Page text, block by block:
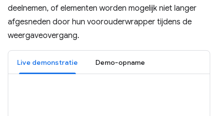
deelnemen, of elementen worden mogelijk niet langer
afgesneden door hun voorouderwrapper tijdens de
weergaveovergang.
Live demonstratie Demo-opname